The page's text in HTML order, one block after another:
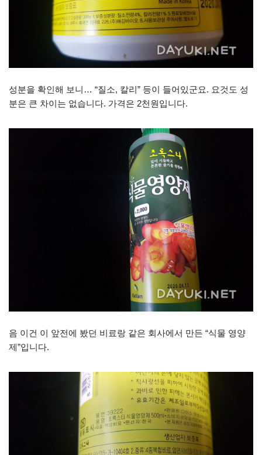
성분을 확인해 보니… “질소, 칼리” 등이 들어있군요. 요것도 성
분은 큰 차이는 없습니다. 가격은 2천원입니다.
음 이건 이 앞전에 봤던 비료랑 같은 회사에서 만든 “식물 영양
제”입니다.